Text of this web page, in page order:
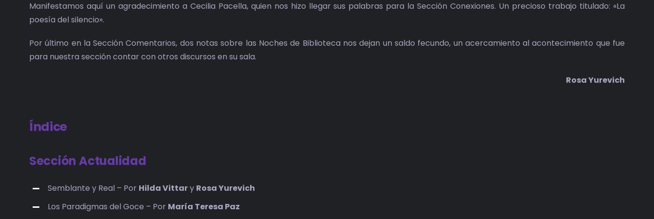
Manifestamos aquí un agradecimiento a Cecilia Pacella, quien nos hizo llegar sus palabras para la Sección Conexiones. Un precioso trabajo titulado: «La
poesía del silencio».
Por último en la Sección Comentarios, dos notas sobre las Noches de Biblioteca nos dejan un saldo fecundo, un acercamiento al acontecimiento que fue
para nuestra sección contar con otros discursos en su sala.
Rosa Yurevich
Índice
Sección Actualidad
Semblante y Real – Por Hilda Vittary Rosa Yurevich
Los Paradigmas del Goce – Por María Teresa Paz